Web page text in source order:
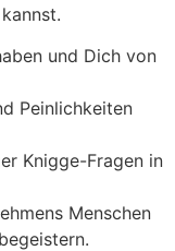
und Dich von
Peinlichkeiten
Knigge-Fragen in
Menschen